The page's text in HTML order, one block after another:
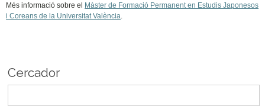
Més informació sobre el
Màster de Formació Permanent en Estudis Japonesos
i Coreans de la Universitat València.
Cercador